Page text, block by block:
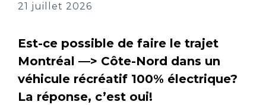
21 juillet 2026
Est-ce possible de faire le trajet
Montréal —> Côte-Nord dans un
véhicule récréatif 100% électrique?
La réponse, c’est oui!